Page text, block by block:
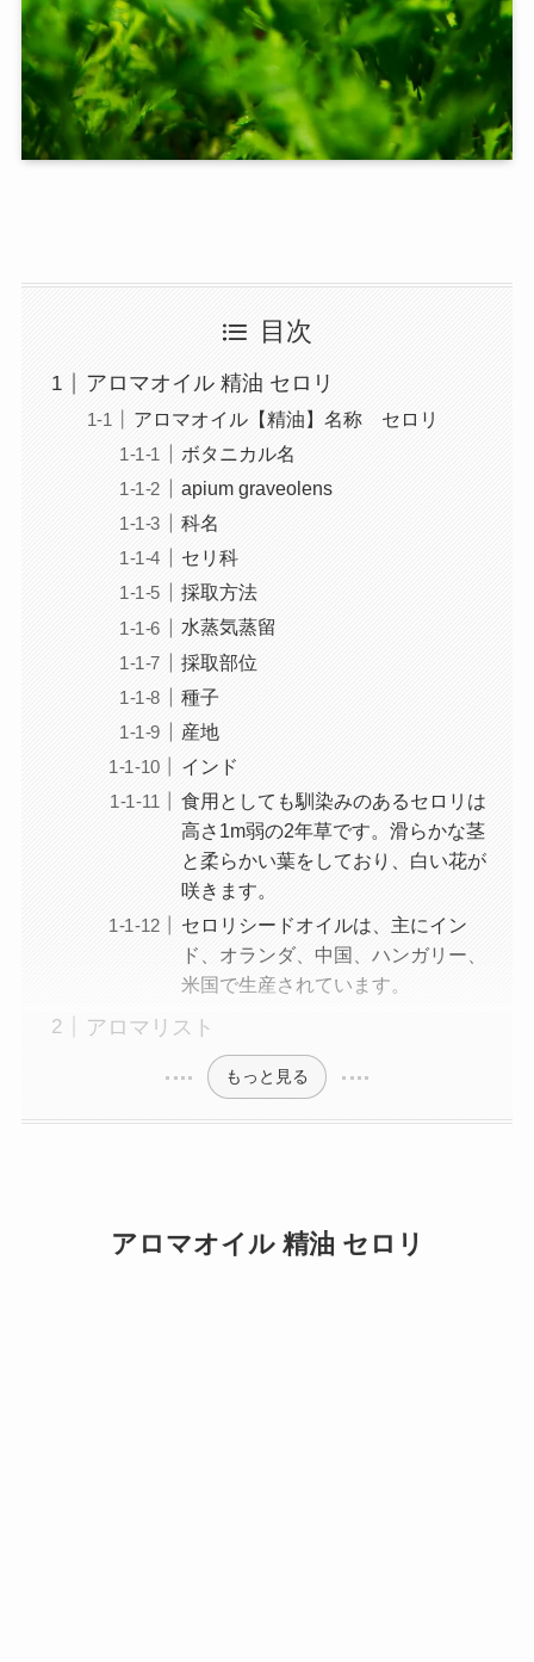
目次
アロマオイル 精油 セロリ
アロマオイル【精油】名称 セロリ
ボタニカル名
apium graveolens
科名
セリ科
採取方法
水蒸気蒸留
採取部位
種子
産地
インド
食用としても馴染みのあるセロリは
高さ1m弱の2年草です。滑らかな茎
と柔らかい葉をしており、白い花が
咲きます。
セロリシードオイルは、主にイン
ド、オランダ、中国、ハンガリー、
米国で生産されています。
アロマリスト
もっと見る
アロマオイル 精油 セロリ